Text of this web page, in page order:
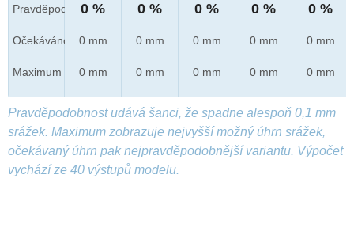
Pravděpod.
Očekáváno
Maximum
0 %
0 mm
0 mm
0 %
0 mm
0 mm
0 %
0 mm
0 mm
0 %
0 mm
0 mm
0 %
0 mm
0 mm
Pravděpodobnost udává šanci, že spadne alespoň 0,1 mm
srážek. Maximum zobrazuje nejvyšší možný úhrn srážek,
očekávaný úhrn pak nejpravděpodobnější variantu. Výpočet
vychází ze 40 výstupů modelu.